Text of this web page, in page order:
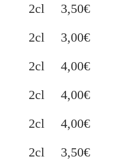
2cl
3,50€
2cl
3,00€
2cl
4,00€
2cl
4,00€
2cl
4,00€
2cl
3,50€